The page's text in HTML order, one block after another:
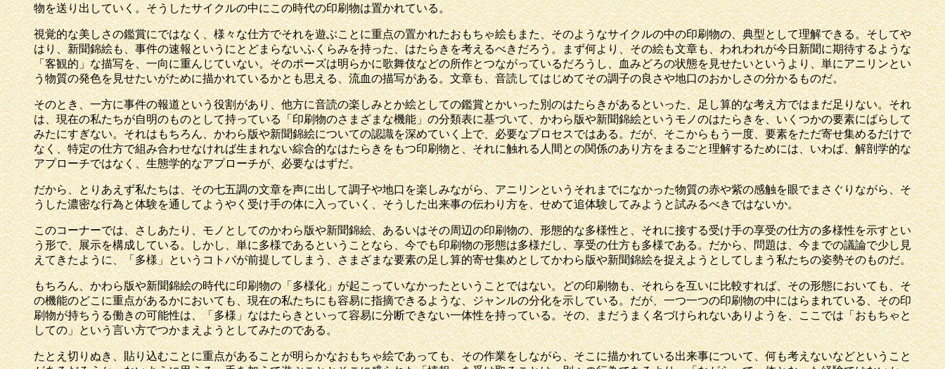
物を送り出していく。そうしたサイクルの中にこの時代の印刷物は置かれている。
視覚的な美しさの鑑賞にではなく、様々な仕方でそれを遊ぶことに重点の置かれたおもちゃ絵もまた、そのようなサイクルの中の印刷物の、典型として理解できる。そしてや
はり、新聞錦絵も、事件の速報というにとどまらないふくらみを持った、はたらきを考えるべきだろう。まず何より、その絵も文章も、われわれが今日新聞に期待するような
「客観的」な描写を、一向に重んじていない。そのポーズは明らかに歌舞伎などの所作とつながっているだろうし、血みどろの状態を見せたいというより、単にアニリンとい
う物質の発色を見せたいがために描かれているかとも思える、流血の描写がある。文章も、音読してはじめてその調子の良さや地口のおかしさの分かるものだ。
そのとき、一方に事件の報道という役割があり、他方に音読の楽しみとか絵としての鑑賞とかいった別のはたらきがあるといった、足し算的な考え方ではまだ足りない。それ
は、現在の私たちが自明のものとして持っている「印刷物のさまざまな機能」の分類表に基づいて、かわら版や新聞錦絵というモノのはたらきを、いくつかの要素にばらして
みたにすぎない。それはもちろん、かわら版や新聞錦絵についての認識を深めていく上で、必要なプロセスではある。だが、そこからもう一度、要素をただ寄せ集めるだけで
なく、特定の仕方で組み合わせなければ生まれない綜合的なはたらきをもつ印刷物と、それに触れる人間との関係のあり方をまるごと理解するためには、いわば、解剖学的な
アプローチではなく、生態学的なアプローチが、必要なはずだ。
だから、とりあえず私たちは、その七五調の文章を声に出して調子や地口を楽しみながら、アニリンというそれまでになかった物質の赤や紫の感触を眼でまさぐりながら、そ
うした濃密な行為と体験を通してようやく受け手の体に入っていく、そうした出来事の伝わり方を、せめて追体験してみようと試みるべきではないか。
このコーナーでは、さしあたり、モノとしてのかわら版や新聞錦絵、あるいはその周辺の印刷物の、形態的な多様性と、それに接する受け手の享受の仕方の多様性を示すとい
う形で、展示を構成している。しかし、単に多様であるということなら、今でも印刷物の形態は多様だし、享受の仕方も多様である。だから、問題は、今までの議論で少し見
えてきたように、「多様」というコトバが前提してしまう、さまざまな要素の足し算的寄せ集めとしてかわら版や新聞錦絵を捉えようとしてしまう私たちの姿勢そのものだ。
もちろん、かわら版や新聞錦絵の時代に印刷物の「多様化」が起こっていなかったということではない。どの印刷物も、それらを互いに比較すれば、その形態においても、そ
の機能のどこに重点があるかにおいても、現在の私たちにも容易に指摘できるような、ジャンルの分化を示している。だが、一つ一つの印刷物の中にはらまれている、その印
刷物が持ちうる働きの可能性は、「多様」なはたらきといって容易に分断できない一体性を持っている。その、まだうまく名づけられないありようを、ここでは「おもちゃと
しての」という言い方でつかまえようとしてみたのである。
たとえ切りぬき、貼り込むことに重点があることが明らかなおもちゃ絵であっても、その作業をしながら、そこに描かれている出来事について、何も考えないなどということ